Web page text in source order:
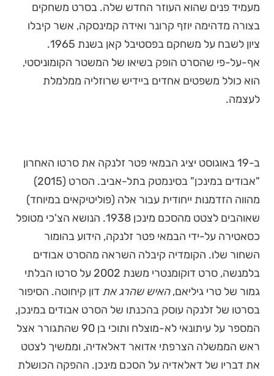
מעמיד פנים שהוא העוזר החדש שלה. בסרט משחקים
בצורה מדהימה יוזף קרונר ואידה קמינסקה, אשר קיבלו
ציון לשבח על משחקם בפסטיבל קאן בשנת 1965.
אף-על-פי שהסרט הופק בשיאו של המשטר הקומוניסטי,
הוא כולל משפטים אחדים ביידיש שרוזליה ממלמלת
לעצמה.
ב-19 באוגוסט יציג הבמאי פטר זלנקה את סרטו האחרון
"אבודים במינכן" בסינמטק בתל-אביב. הסרט (2015)
מהווה הזדמנות ייחודית עבור אלה (פוליטיקאים במיוחד)
שאוהבים לצטט מהסכם מינכן 1938. הנושא הצ'כי מטופל
כסאטירה על-ידי הבמאי פטר זלנקה, הידוע בהומור
השחור שלו. הקומדיה קיבלה השראה מהסרט אבודים
בלמנשה, סרט דוקומנטרי משנת 2002 על סרטו הבלתי
גמור של טרי גיליאם,האיש שהרג את דון קיחוטה. הסיפור
בסרטו של זלנקה עוסק בהכנתו של הסרט אבודים במינכן,
המספר על עיתונאי לא-מוצלח ותוכי בן 90 שהתגורר אצל
ראש הממשלה הצרפתי אדואר דאלאדיה, וממשיך לצטט
את דבריו של דאלאדיה על הסכם מינכן. ההפקה הכושלת